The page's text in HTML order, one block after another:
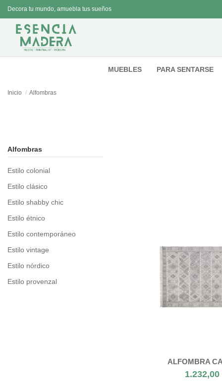
Decora tu mundo, amuebla tus sueños
MUEBLES PARA SENTARSE
Inicio Alfombras
ALFOMBRA
1.232,00
Alfombras
Estilo colonial
Estilo clásico
Estilo shabby chic
Estilo étnico
Estilo contemporáneo
Estilo vintage
Estilo nórdico
Estilo provenzal